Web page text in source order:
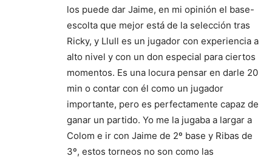
los puede dar Jaime, en mi opinión el base-
escolta que mejor está de la selección tras
Ricky, y Llull es un jugador con experiencia a
alto nivel y con un don especial para ciertos
momentos. Es una locura pensar en darle 20
min o contar con él como un jugador
importante, pero es perfectamente capaz de
ganar un partido. Yo me la jugaba a largar a
Colom e ir con Jaime de 2º base y Ribas de
3º, estos torneos no son como las